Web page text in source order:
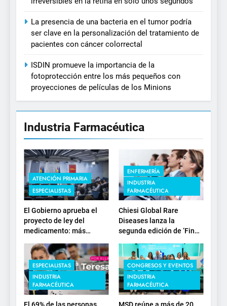
La presencia de una bacteria en el tumor podría
ser clave en la personalización del tratamiento de
pacientes con cáncer colorrectal
ISDIN promueve la importancia de la
fotoprotección entre los más pequeños con
proyecciones de películas de los Minions
Industria Farmacéutica
ATENCIÓN PRIMARIA
ESPECIALISTAS
El Gobierno aprueba el
proyecto de ley del
medicamento: más
sostenibilidad, autonomía
estratégica y
modernización para el
SNS
ENFERMERÍA
INDUSTRIA
FARMACÉUTICA
Chiesi Global Rare
Diseases lanza la
segunda edición de ‘Find
For Rare’ para impulsar la
investigación en
enfermedades de
depósito lisosomal
ESPECIALISTAS
INDUSTRIA
FARMACÉUTICA
CONGRESOS Y EVENTOS
INDUSTRIA
FARMACÉUTICA